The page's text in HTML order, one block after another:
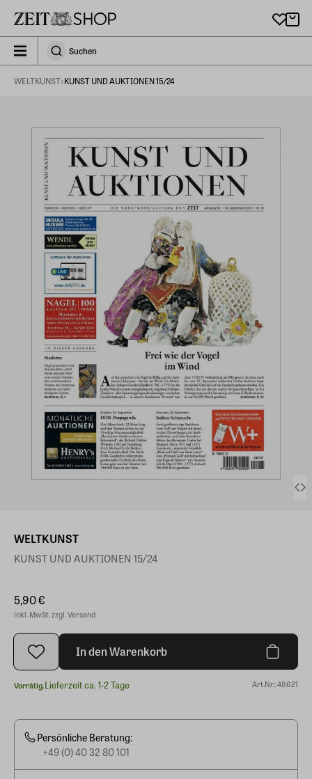
zeit_storefront.components.search.collapsed
SuchenSuchen
WELTKUNST KUNST UND AUKTIONEN 15/24
WELTKUNST
KUNST UND AUKTIONEN 15/24
5,90 €
inkl. MwSt. zzgl. Versand
In den Warenkorb
Vorrätig.Lieferzeit ca. 1-2 Tage Art.Nr.: 48621
Persönliche Beratung:
+49 (0) 40 32 80 101